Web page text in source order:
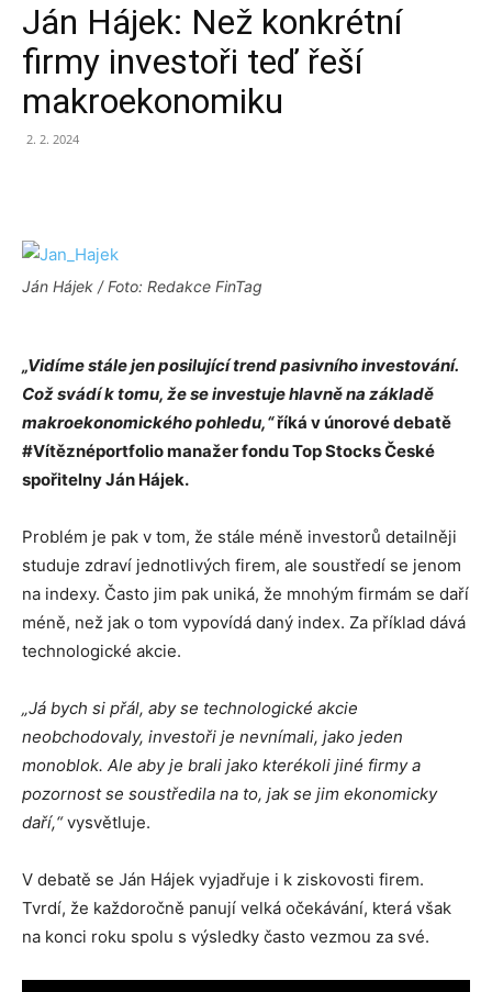
Ján Hájek: Než konkrétní
firmy investoři teď řeší
makroekonomiku
2. 2. 2024
Ján Hájek / Foto: Redakce FinTag
„Vidíme stále jen posilující trend pasivního investování.
Což svádí k tomu, že se investuje hlavně na základě
makroekonomického pohledu,“říká v únorové debatě
#Vítěznéportfolio manažer fondu Top Stocks České
spořitelny Ján Hájek.
Problém je pak v tom, že stále méně investorů detailněji
studuje zdraví jednotlivých firem, ale soustředí se jenom
na indexy. Často jim pak uniká, že mnohým firmám se daří
méně, než jak o tom vypovídá daný index. Za příklad dává
technologické akcie.
„Já bych si přál, aby se technologické akcie
neobchodovaly, investoři je nevnímali, jako jeden
monoblok. Ale aby je brali jako kterékoli jiné firmy a
pozornost se soustředila na to, jak se jim ekonomicky
daří,“vysvětluje.
V debatě se Ján Hájek vyjadřuje i k ziskovosti firem.
Tvrdí, že každoročně panují velká očekávání, která však
na konci roku spolu s výsledky často vezmou za své.